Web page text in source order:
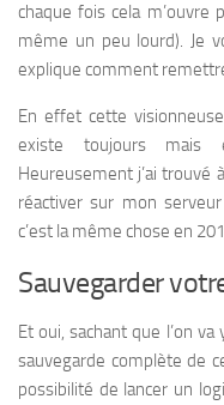
chaque fois cela m’ouvre
même un peu lourd). Je
explique comment
En effet cette
existe toujours mais
Heureusement j’ai trouvé
réactiver sur mon
c’est la même chose en
Sauvegarder
Et oui, sachant que l’on
sauvegarde complète de
possibilité de lancer un